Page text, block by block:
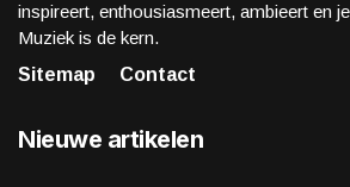
inspireert, enthousiasmeert, ambieert en
Muziek is de kern.
Sitemap
Contact
Nieuwe artikelen